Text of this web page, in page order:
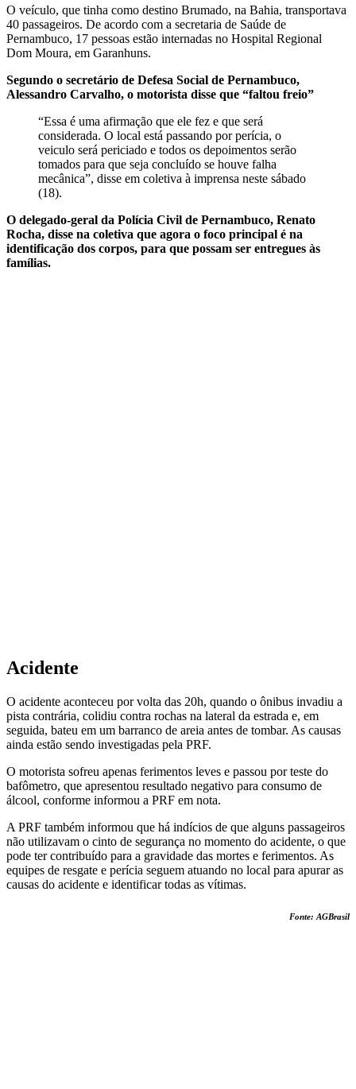
O veículo, que tinha como destino Brumado, na Bahia, transportava
40 passageiros. De acordo com a secretaria de Saúde de
Pernambuco, 17 pessoas estão internadas no Hospital Regional
Dom Moura, em Garanhuns.
Segundo o secretário de Defesa Social de Pernambuco,
Alessandro Carvalho, o motorista disse que “faltou freio”
“Essa é uma afirmação que ele fez e que será
considerada. O local está passando por perícia, o
veiculo será periciado e todos os depoimentos serão
tomados para que seja concluído se houve falha
mecânica”, disse em coletiva à imprensa neste sábado
(18).
O delegado-geral da Polícia Civil de Pernambuco, Renato
Rocha, disse na coletiva que agora o foco principal é na
identificação dos corpos, para que possam ser entregues às
famílias.
Acidente
O acidente aconteceu por volta das 20h, quando o ônibus invadiu a
pista contrária, colidiu contra rochas na lateral da estrada e, em
seguida, bateu em um barranco de areia antes de tombar. As causas
ainda estão sendo investigadas pela PRF.
O motorista sofreu apenas ferimentos leves e passou por teste do
bafômetro, que apresentou resultado negativo para consumo de
álcool, conforme informou a PRF em nota.
A PRF também informou que há indícios de que alguns passageiros
não utilizavam o cinto de segurança no momento do acidente, o que
pode ter contribuído para a gravidade das mortes e ferimentos. As
equipes de resgate e perícia seguem atuando no local para apurar as
causas do acidente e identificar todas as vítimas.
Fonte: AGBrasil